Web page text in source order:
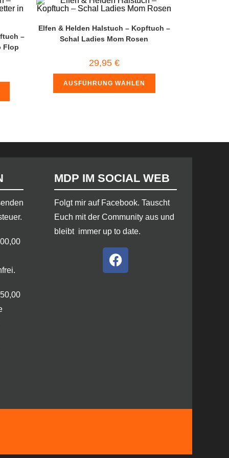
–
Flop
Elfen & Helden Halstuch – Kopftuch –
Schal Ladies Mom Rosen
29,95 €
AUSFÜHRUNG WÄHLEN
MDP IM SOCIAL WEB
​Folgt mir auf Facebook. Tauscht
Euch mit der Community aus und
bleibt immer up to date.